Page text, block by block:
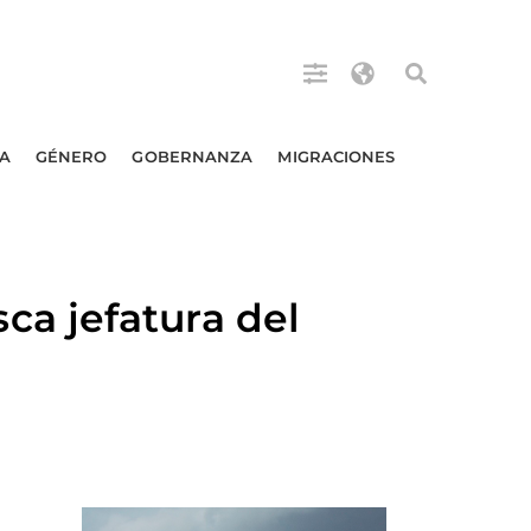
GÉNERO GOBERNANZA MIGRACIONES
jefatura del